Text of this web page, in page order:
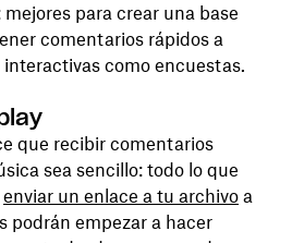
para crear una base
comentarios rápidos a
como encuestas.
que recibir comentarios
sea sencillo: todo lo que
enviar un enlace a tu archivo a
podrán empezar a hacer